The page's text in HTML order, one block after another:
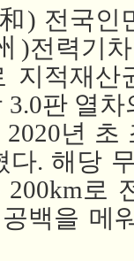
) 전국인
전력기차
지적재
판 열
년 초
다. 해당
로
백을 메